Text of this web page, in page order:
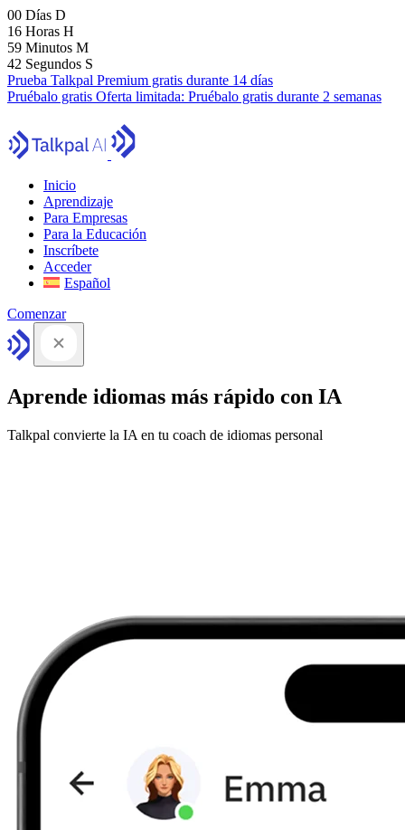
00 Días D
16 Horas H
59 Minutos M
41 Segundos S
Prueba Talkpal Premium gratis durante 14 días
Pruébalo gratis Oferta limitada: Pruébalo gratis durante 2 semanas
Inicio
Aprendizaje
Para Empresas
Para la Educación
Inscríbete
Acceder
Español
Comenzar
Aprende idiomas más rápido con IA
Talkpal convierte la IA en tu coach de idiomas personal